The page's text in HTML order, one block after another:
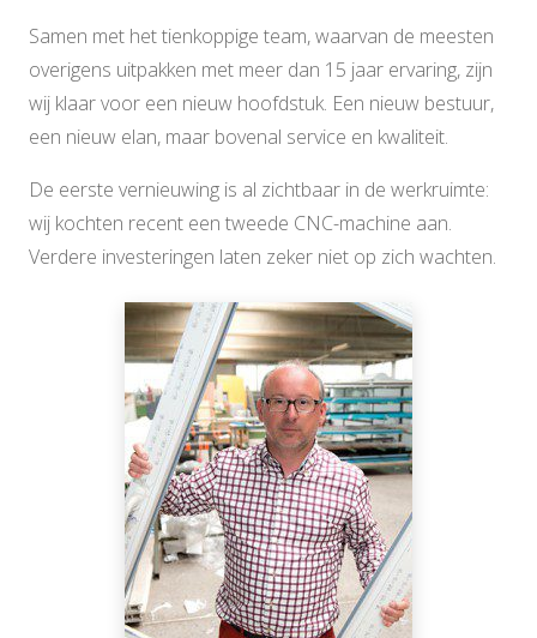
Samen met het tienkoppige team, waarvan de meesten
overigens uitpakken met meer dan 15 jaar ervaring, zijn
wij klaar voor een nieuw hoofdstuk. Een nieuw bestuur,
een nieuw elan, maar bovenal service en kwaliteit.
De eerste vernieuwing is al zichtbaar in de werkruimte:
wij kochten recent een tweede CNC-machine aan.
Verdere investeringen laten zeker niet op zich wachten.